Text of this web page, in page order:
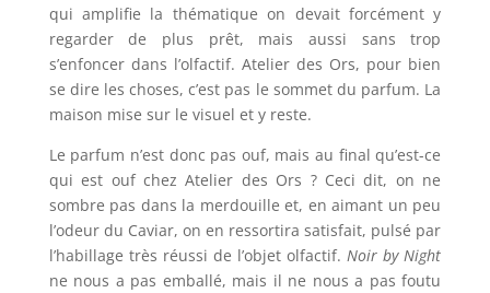
qui amplifie la thématique on devait forcément y
regarder de plus prêt, mais aussi sans trop
s’enfoncer dans l’olfactif. Atelier des Ors, pour bien
se dire les choses, c’est pas le sommet du parfum. La
maison mise sur le visuel et y reste.
Le parfum n’est donc pas ouf, mais au final qu’est-ce
qui est ouf chez Atelier des Ors ? Ceci dit, on ne
sombre pas dans la merdouille et, en aimant un peu
l’odeur du Caviar, on en ressortira satisfait, pulsé par
l’habillage très réussi de l’objet olfactif. Noir by Night
ne nous a pas emballé, mais il ne nous a pas foutu